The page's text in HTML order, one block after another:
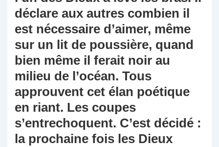
déclare aux autres combien il
est nécessaire d’aimer, même
sur un lit de poussière, quand
bien même il ferait noir au
milieu de l’océan. Tous
approuvent cet élan poétique
en riant. Les coupes
s’entrechoquent. C’est décidé :
la prochaine fois les Dieux